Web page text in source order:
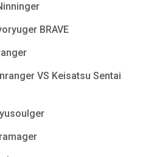
BRAVE
VS Keisatsu Sentai